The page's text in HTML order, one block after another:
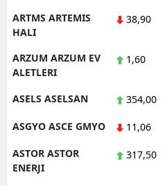
ARTMS ARTEMIS
HALI
38,90
ARZUM ARZUM EV
ALETLERI
1,60
ASELS ASELSAN 354,00
ASGYO ASCE GMYO 11,06
ASTOR ASTOR
ENERJI
317,50